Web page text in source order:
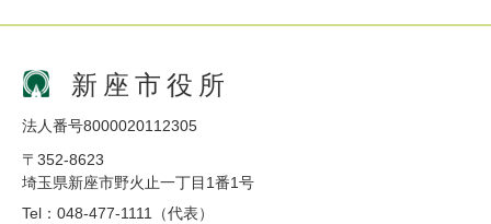
新座市役所
法人番号8000020112305
〒352-8623
埼玉県新座市野火止一丁目1番1号
Tel：048-477-1111（代表）